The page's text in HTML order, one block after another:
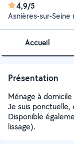
4,9/5
Asnières-sur-Seine
Accueil
Présentation
Ménage à
Je suis
Disponible
lissage).